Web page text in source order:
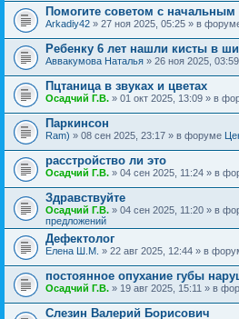
Помогите советом с начальным
Arkadiy42 » 27 ноя 2025, 05:25 » в
Ребенку 6 лет нашли кисты в
Аввакумова Наталья » 26 ноя 2025,
Пцтаница в звуках и цветах
Осадчий Г.В. » 01 окт 2025, 13:09 » в
Паркинсон
Ram) » 08 сен 2025, 23:17 » в форуме
расстройство ли это
Осадчий Г.В. » 04 сен 2025, 11:24 » в
Здравствуйте
Осадчий Г.В. » 04 сен 2025, 11:20 » в
предложений
Дефектолог
Елена Ш.М. » 22 авг 2025, 12:44 » в
постоянное опухание губы
Осадчий Г.В. » 19 авг 2025, 15:11 » в
Слезин Валерий Борисович